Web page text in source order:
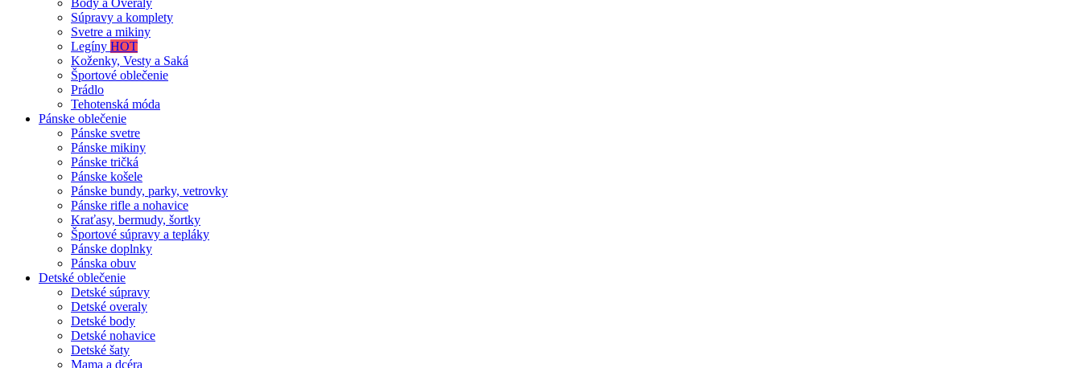
Body a Overály
Súpravy a komplety
Svetre a mikiny
Legíny HOT
Koženky, Vesty a Saká
Športové oblečenie
Prádlo
Tehotenská móda
Pánske oblečenie
Pánske svetre
Pánske mikiny
Pánske tričká
Pánske košele
Pánske bundy, parky, vetrovky
Pánske rifle a nohavice
Kraťasy, bermudy, šortky
Športové súpravy a tepláky
Pánske doplnky
Pánska obuv
Detské oblečenie
Detské súpravy
Detské overaly
Detské body
Detské nohavice
Detské šaty
Mama a dcéra